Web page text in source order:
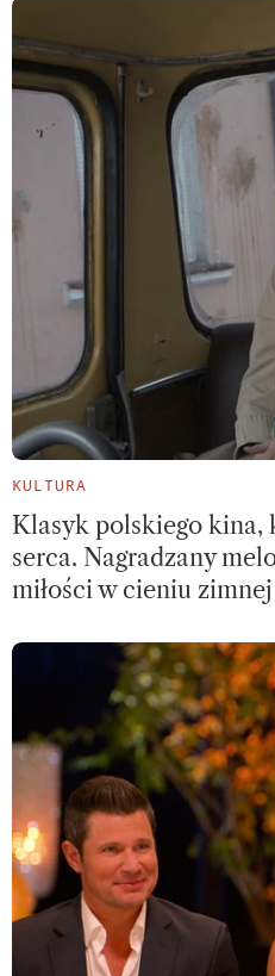
KULTURA
Klasyk polskiego kina,
serca. Nagradzany
miłości w cieniu